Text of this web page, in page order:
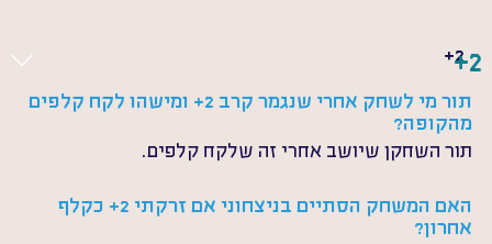
2+ 2+
תור מי לשחק אחרי שנגמר קרב 2+ ומישהו לקח קלפים
מהקופה?
תור השחקן שיושב אחרי זה שלקח קלפים.
האם המשחק הסתיים בניצחוני אם זרקתי 2+ כקלף
אחרון?